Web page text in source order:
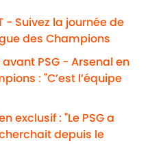
- Suivez la journée de
des Champions
avant PSG - Arsenal en
: "C’est l’équipe
exclusif : "Le PSG a
depuis le